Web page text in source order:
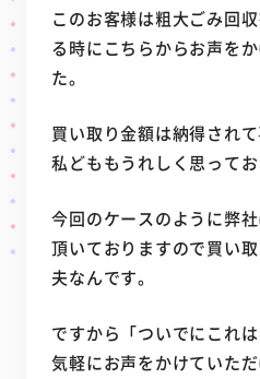
このお客様は粗大ごみ回
る時にこちらからお声を
た。
買い取り金額は納得され
私どももうれしく思ってお
今回のケースのように弊
頂いておりますので買い
夫なんです。
ですから「ついでにこれ
気軽にお声をかけていた